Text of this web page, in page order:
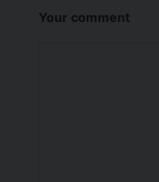
Your comment